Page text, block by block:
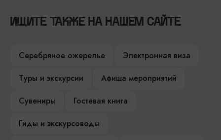
ИЩИТЕ ТАКЖЕ НА НАШЕМ САЙТЕ
Серебряное ожерелье
Электронная виза
Туры и экскурсии
Афиша мероприятий
Сувениры
Гостевая книга
Гиды и экскурсоводы